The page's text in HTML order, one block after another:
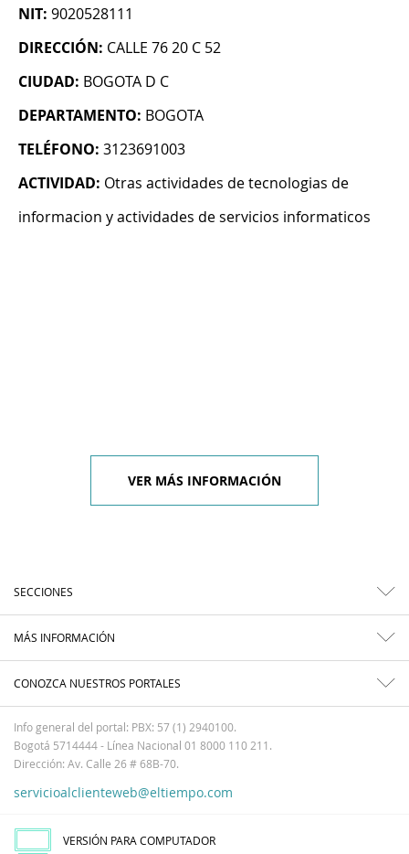
NIT: 9020528111
DIRECCIÓN: CALLE 76 20 C 52
CIUDAD: BOGOTA D C
DEPARTAMENTO: BOGOTA
TELÉFONO: 3123691003
ACTIVIDAD: Otras actividades de tecnologias de
informacion y actividades de servicios informaticos
VER MÁS INFORMACIÓN
SECCIONES
MÁS INFORMACIÓN
CONOZCA NUESTROS PORTALES
Info general del portal: PBX: 57 (1) 2940100.
Bogotá 5714444 - Línea Nacional 01 8000 110 211.
Dirección: Av. Calle 26 # 68B-70.
servicioalclienteweb@eltiempo.com
VERSIÓN PARA COMPUTADOR